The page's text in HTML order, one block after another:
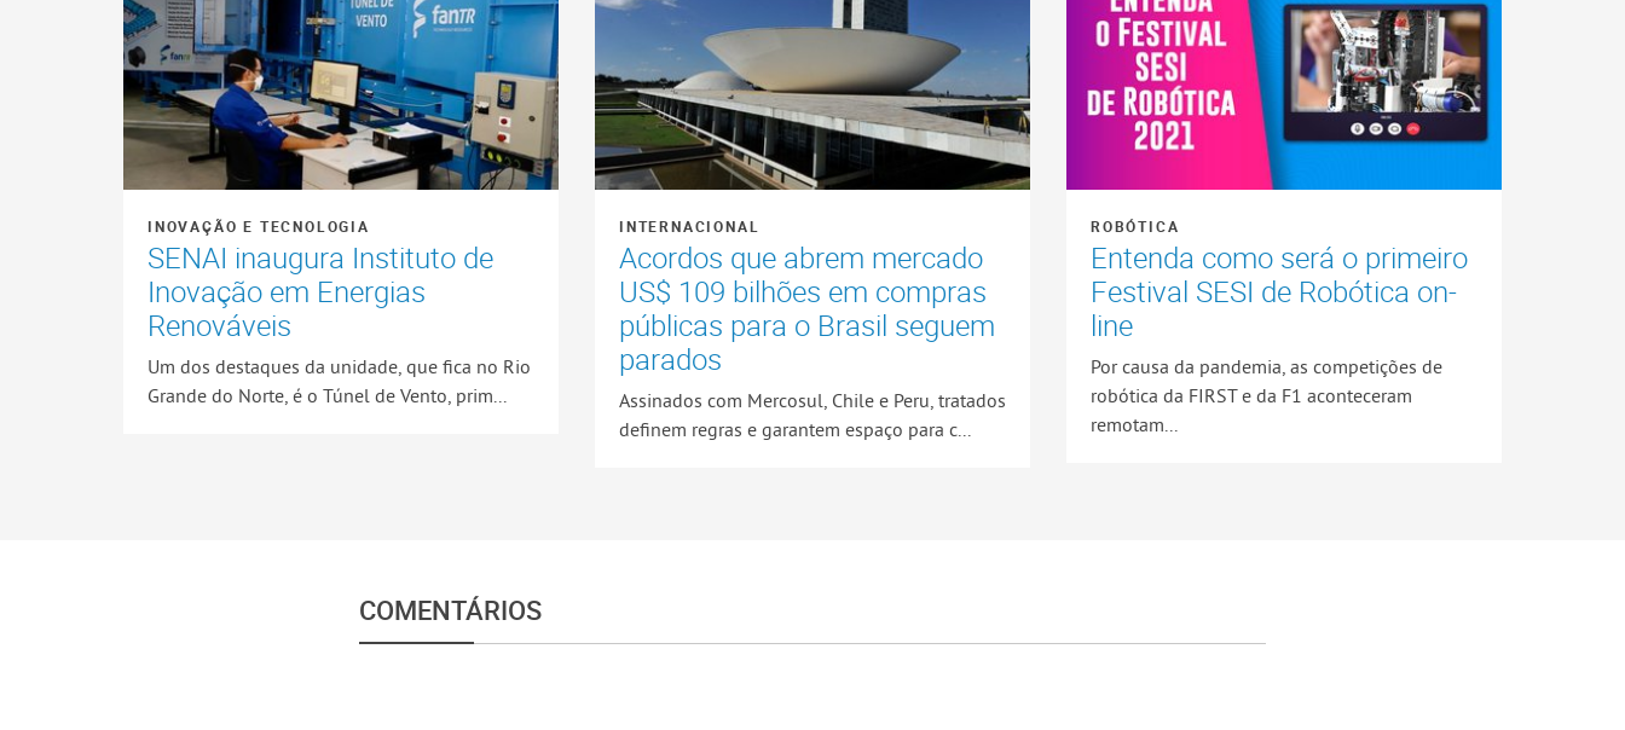
INOVAÇÃO E TECNOLOGIA
SENAI inaugura Instituto de
Inovação em Energias
Renováveis
Um dos destaques da unidade, que fica no Rio
Grande do Norte, é o Túnel de Vento, prim...
INTERNACIONAL
Acordos que abrem mercado
US$ 109 bilhões em compras
públicas para o Brasil seguem
parados
Assinados com Mercosul, Chile e Peru, tratados
definem regras e garantem espaço para c...
ROBÓTICA
Entenda como será o primeiro
Festival SESI de Robótica on-
line
Por causa da pandemia, as competições de
robótica da FIRST e da F1 aconteceram
remotam...
COMENTÁRIOS